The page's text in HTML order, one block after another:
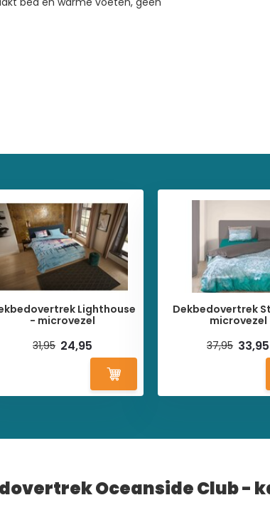
Lighthouse
- microvezel
31,95 24,95
Dekbedovertrek
microvezel
37,95 33,95
Oceanside Club -